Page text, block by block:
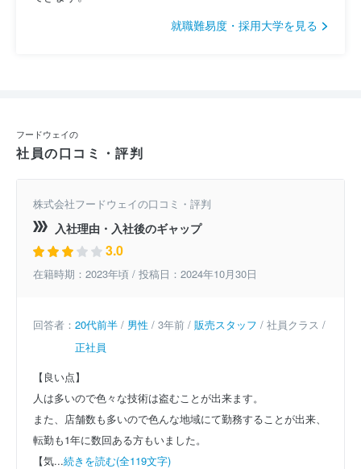
就職難易度・採用大学を見る
フードウェイの
社員の口コミ・評判
株式会社フードウェイの口コミ・評判
入社理由・入社後のギャップ
3.0
在籍時期：2023年頃 / 投稿日：2024年10月30日
回答者： 20代前半 / 男性 / 3年前 / 販売スタッフ / 社員クラス /
正社員
【良い点】
人は多いので色々な技術は盗むことが出来ます。
また、店舗数も多いので色んな地域にて勤務することが出来、
転勤も1年に数回ある方もいました。
【気...続きを読む(全119文字)